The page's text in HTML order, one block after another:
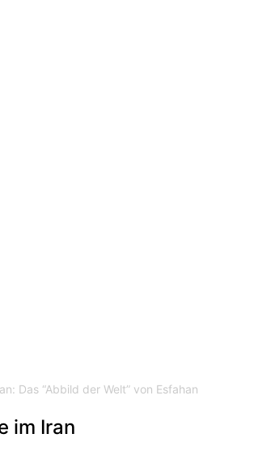
Das “Abbild der Welt” von Esfahan
im Iran